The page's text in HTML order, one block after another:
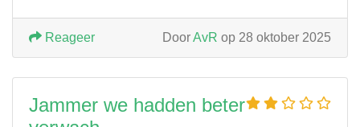
DoorAvR op 28 oktober 2025
Reageer
Jammer we hadden beter